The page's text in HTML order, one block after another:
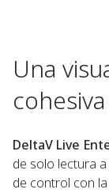
Una
DeltaV Live
de solo lectura
de control con